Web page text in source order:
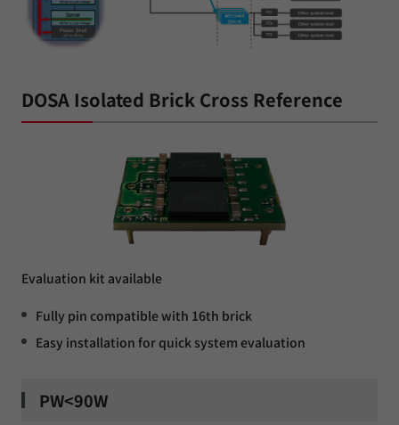
DOSA Isolated Brick Cross Reference
Evaluation kit available
Fully pin compatible with 16th brick
Easy installation for quick system evaluation
PW<90W